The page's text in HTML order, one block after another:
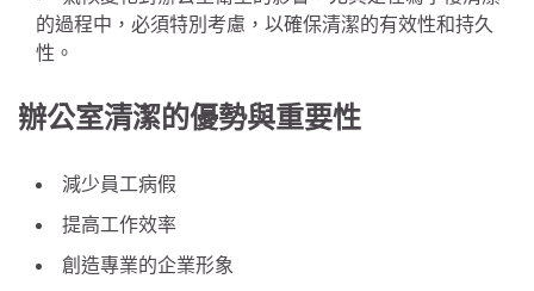
的過程中，必須特別考慮，以確保清潔的有效性和持久
性。
辦公室清潔的優勢與重要性
減少員工病假
提高工作效率
創造專業的企業形象